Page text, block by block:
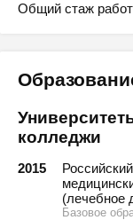
Общий стаж
колледжи
2015
(лечебное
Базовое